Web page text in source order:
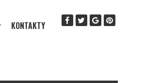
KONTAKTY